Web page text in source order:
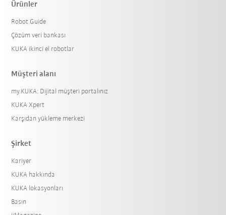
Ürünler
Robot Guide
Çözüm veri bankası
KUKA ikinci el robotlar
Müşteri alanı
my.KUKA: Dijital müşteri portalınız
KUKA Xpert
Karşıdan yükleme merkezi
Şirket
Kariyer
KUKA hakkında
KUKA lokasyonları
Basın